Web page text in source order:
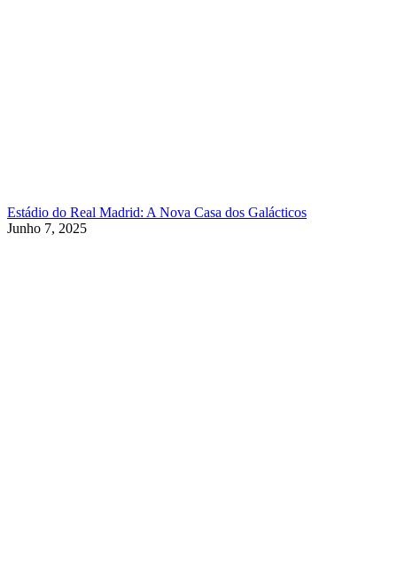
Estádio do Real Madrid: A Nova Casa dos Galácticos
Junho 7, 2025